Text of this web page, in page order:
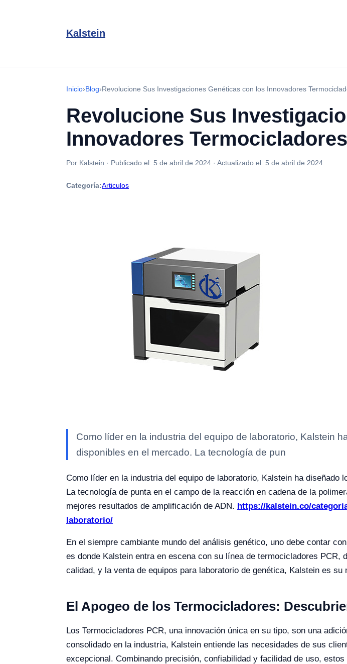
Kalstein
Inicio›Blog›Revolucione Sus Investigaciones Genéticas con los Innovadores
Revolucione Sus
Innovadores
Por Kalstein · Publicado el: 5 de abril de 2024 · Actualizado el: 5 de abril de 2024
Categoría:Articulos
Como líder en la industria del equipo de laboratorio, Kalstein
disponibles en el mercado. La tecnología de pun
Como líder en la industria del equipo de laboratorio, Kalstein ha
La tecnología de punta en el campo de la reacción en cadena de la
mejores resultados de amplificación de ADN. https://kalstein.co/
laboratorio/
En el siempre cambiante mundo del análisis genético, uno debe contar
es donde Kalstein entra en escena con su línea de termocicladores
calidad, y la venta de equipos para laboratorio de genética, Kalstein es su
El Apogeo de los Termocicladores:
Los Termocicladores PCR, una innovación única en su tipo, son una
consolidado en la industria, Kalstein entiende las necesidades de sus
excepcional. Combinando precisión, confiabilidad y facilidad de uso,